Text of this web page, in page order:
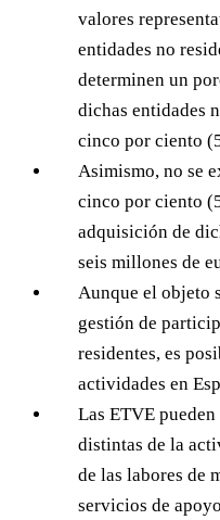
valores
entidades no
determinen un
dichas entidades
cinco por ciento
Asimismo, no se
cinco por ciento
adquisición de
seis millones de
Aunque el objeto
gestión de
residentes, es
actividades en
Las ETVE
distintas de la
de las labores de
servicios de